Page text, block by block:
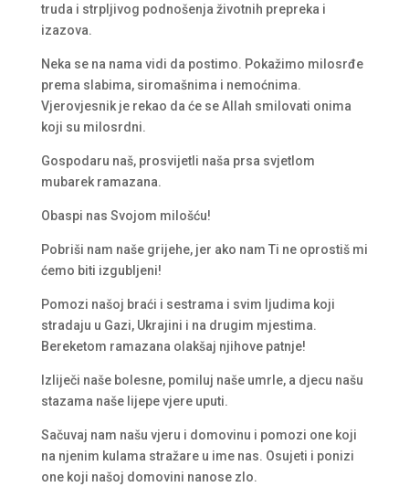
truda i strpljivog podnošenja životnih prepreka i
izazova.
Neka se na nama vidi da postimo. Pokažimo milosrđe
prema slabima, siromašnima i nemoćnima.
Vjerovjesnik je rekao da će se Allah smilovati onima
koji su milosrdni.
Gospodaru naš, prosvijetli naša prsa svjetlom
mubarek ramazana.
Obaspi nas Svojom milošću!
Pobriši nam naše grijehe, jer ako nam Ti ne oprostiš mi
ćemo biti izgubljeni!
Pomozi našoj braći i sestrama i svim ljudima koji
stradaju u Gazi, Ukrajini i na drugim mjestima.
Bereketom ramazana olakšaj njihove patnje!
Izliječi naše bolesne, pomiluj naše umrle, a djecu našu
stazama naše lijepe vjere uputi.
Sačuvaj nam našu vjeru i domovinu i pomozi one koji
na njenim kulama stražare u ime nas. Osujeti i ponizi
one koji našoj domovini nanose zlo.